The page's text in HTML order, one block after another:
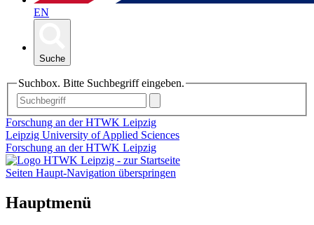
EN
Suche
Suchbox. Bitte Suchbegriff eingeben.
Forschung an der HTWK Leipzig
Leipzig University of Applied Sciences
Forschung an der HTWK Leipzig
Seiten Haupt-Navigation überspringen
Hauptmenü